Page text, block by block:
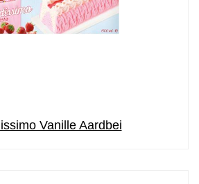
Vanille Aardbei